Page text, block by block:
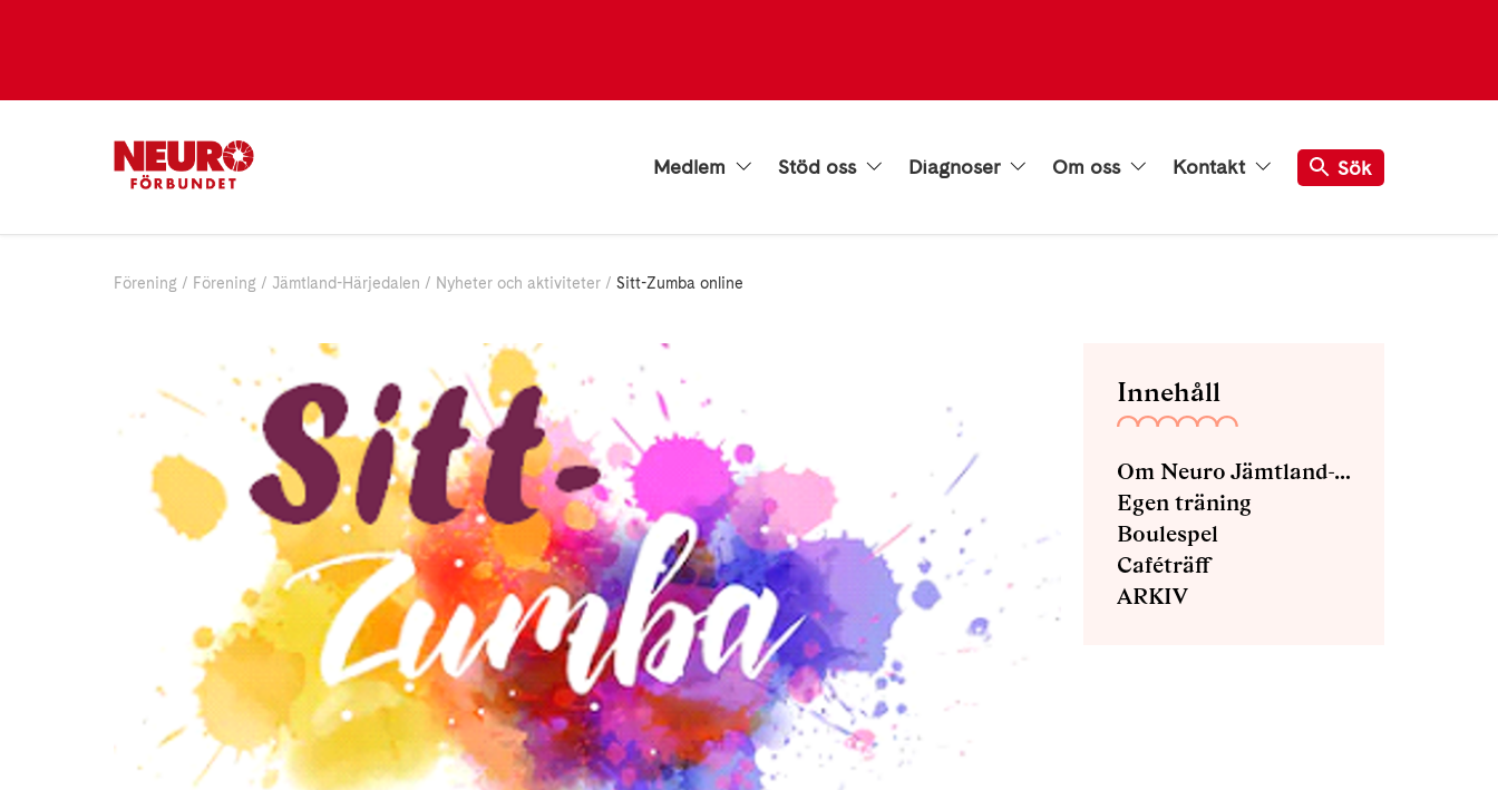
Medlem Stöd oss Diagnoser Om oss Kontakt Sök
Förening Förening Jämtland-Härjedalen Nyheter och aktiviteter Sitt-Zumba online
Innehåll
Om Neuro Jämtland-Härjedalen
Egen träning
Boulespel
Caféträff
ARKIV